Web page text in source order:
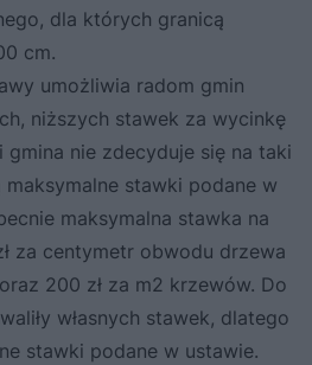
dla których granicą
cm.
umożliwia radom gmin
niższych stawek za wycinkę
nie zdecyduje się na taki
stawki podane w
maksymalna stawka na
za centymetr obwodu drzewa
200 zł za m2 krzewów. Do
własnych stawek, dlatego
stawki podane w ustawie.